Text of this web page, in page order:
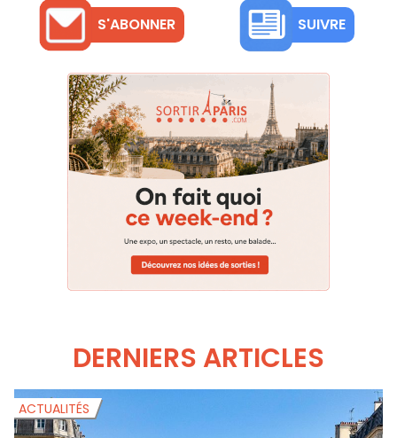
S'ABONNER SUIVRE
DERNIERS ARTICLES
ACTUALITÉS